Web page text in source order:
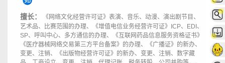
擅长：
《网络文化经营许可证》表演、音乐、动漫、演出剧节目、
艺术品、比赛范围的办理、《增值电信业务经营许可证》ICP、EDI、
SP、呼叫中心、多方通信的办理、《互联网药品信息服务资格证书》
《医疗器械网络交易第三方平台备案》的办理、《广播证》的新办、
变更、注销、《出版物经营许可证》的新办、变更、注销、数字藏